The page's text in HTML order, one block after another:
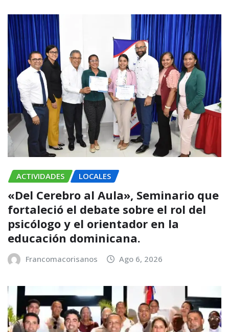
ACTIVIDADES LOCALES
«Del Cerebro al Aula», Seminario que
fortaleció el debate sobre el rol del
psicólogo y el orientador en la
educación dominicana.
Francomacorisanos Ago 6, 2026